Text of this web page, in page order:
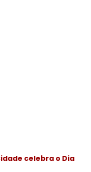
celebra o Dia